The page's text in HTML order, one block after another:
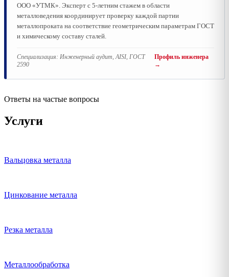
ООО «УТМК». Эксперт с 5-летним стажем в области
металловедения координирует проверку каждой партии
металлопроката на соответствие геометрическим параметрам ГОСТ
и химическому составу сталей.
Специализация: Инженерный аудит, AISI, ГОСТ
2590
Профиль инженера
→
Ответы на частые вопросы
Услуги
Вальцовка металла
Цинкование металла
Резка металла
Металлообработка